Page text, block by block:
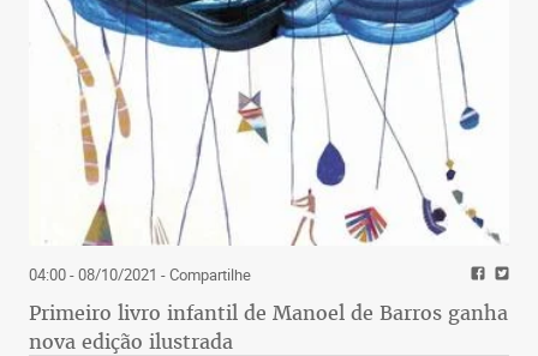
Me formei e passei a cuidar do seu coração. Um
universo que cabia todas as pontes do mundo.
Safenas, mamárias, colaterais e conexões
impossíveis entre vários mundos.
Em sua última cirurgia cardíaca, esqueceram um
Buldogue (pinça de coronária) em sua caixa
torácica. No pós-operatório propuseram retirar o
"cão" de seu peito. Ele recusou: deixa ele aí
tomando conta das pontes. Finalmente fiquei
completo. Nascemos um para o outro.
04:00 - 08/10/2021 - Compartilhe
Primeiro livro infantil de Manoel de Barros ganha
nova edição ilustrada